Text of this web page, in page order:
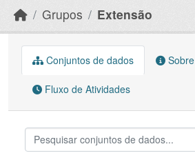
Grupos Extensão
Conjuntos de dados Sobre
Fluxo de Atividades